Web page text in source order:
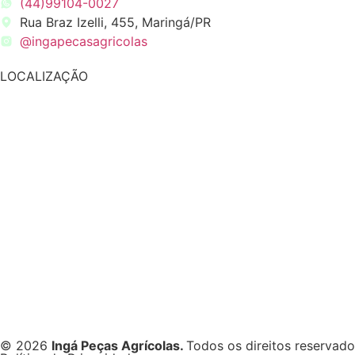
Rua Braz Izelli, 455, Maringá/PR
@ingapecasagricolas
LOCALIZAÇÃO
© 2026 Ingá Peças Agrícolas. Todos os direitos